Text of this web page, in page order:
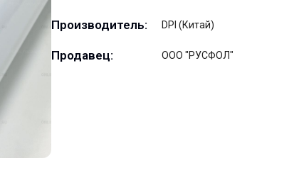
Производитель: DPI (Китай)
Продавец: ООО "РУСФОЛ"